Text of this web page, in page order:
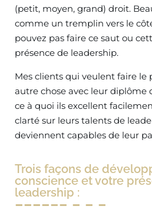
(petit, moyen, grand) droit.
comme un tremplin vers le
pouvez pas faire ce saut ou
présence de leadership.
Mes clients qui veulent faire le
autre chose avec leur diplôme
ce à quoi ils excellent
clarté sur leurs talents de
deviennent capables de leur
Trois façons de
conscience et votre
leadership :